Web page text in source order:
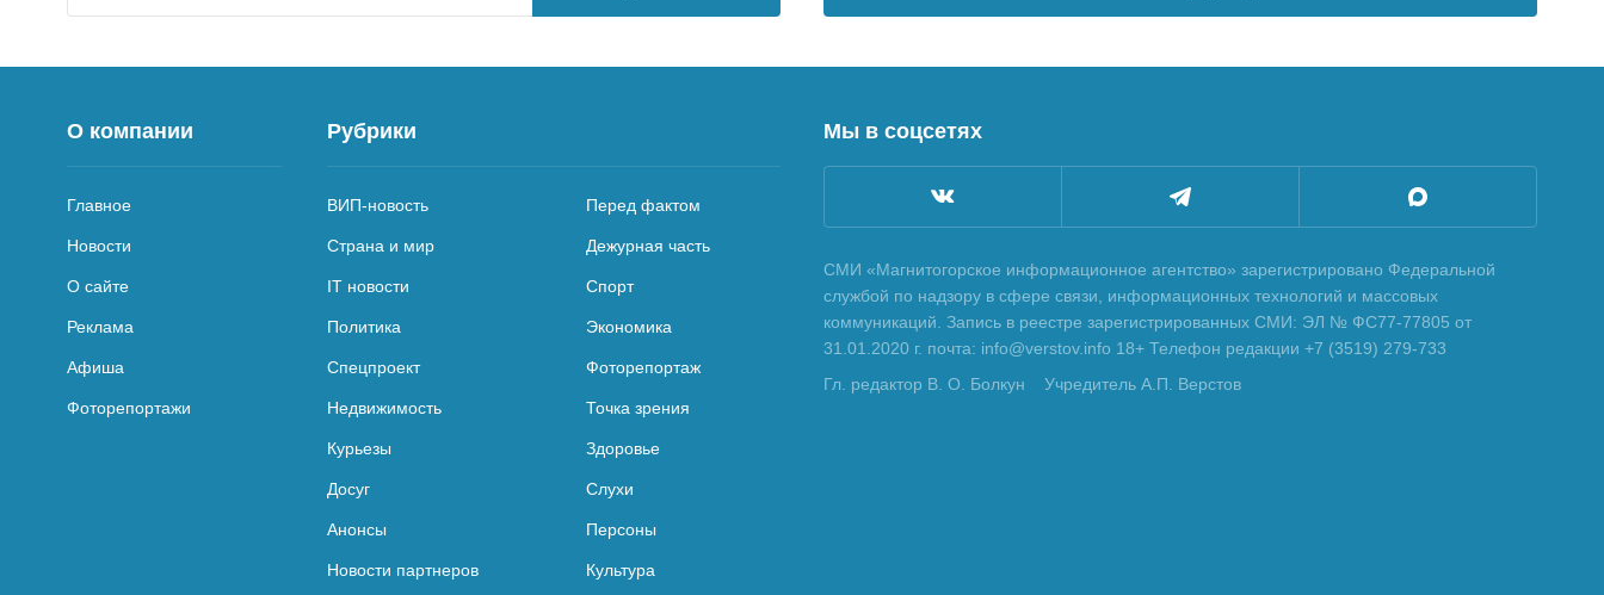
О компании
Главное
Новости
О сайте
Реклама
Афиша
Фоторепортажи
Рубрики
ВИП-новость Перед фактом
Страна и мир Дежурная часть
IT новости Спорт
Политика Экономика
Спецпроект Фоторепортаж
Недвижимость Точка зрения
Курьезы Здоровье
Досуг Слухи
Анонсы Персоны
Новости партнеров Культура
Мы в соцсетях
СМИ «Магнитогорское информационное агентство» зарегистрировано Федеральной
службой по надзору в сфере связи, информационных технологий и массовых
коммуникаций. Запись в реестре зарегистрированных СМИ: ЭЛ № ФС77-77805 от
31.01.2020 г. почта: info@verstov.info 18+ Телефон редакции +7 (3519) 279-733
Гл. редактор В. О. Болкун
Учредитель А.П. Верстов